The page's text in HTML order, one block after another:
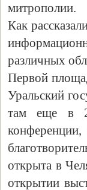
митрополии.
Как
различных
Первой
Уральский
там еще в
открыта в
открытии